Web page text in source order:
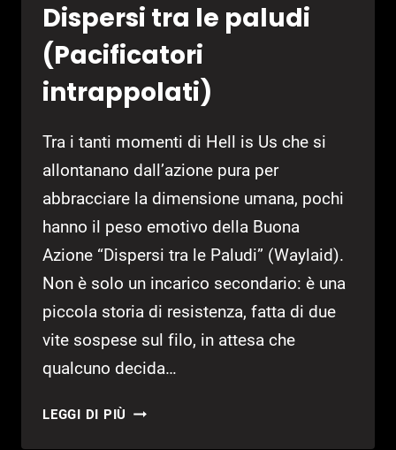
Dispersi tra le paludi
(Pacificatori
intrappolati)
Tra i tanti momenti di Hell is Us che si
allontanano dall’azione pura per
abbracciare la dimensione umana, pochi
hanno il peso emotivo della Buona
Azione “Dispersi tra le Paludi” (Waylaid).
Non è solo un incarico secondario: è una
piccola storia di resistenza, fatta di due
vite sospese sul filo, in attesa che
qualcuno decida…
LEGGI DI PIÙ GUIDA